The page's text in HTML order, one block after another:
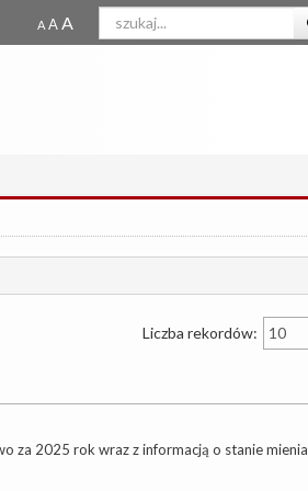
Liczba rekordów:
za 2025 rok wraz z informacją o stanie mienia